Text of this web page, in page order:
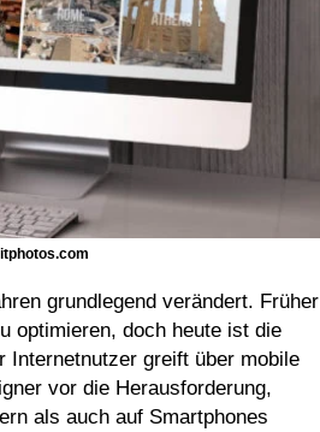
grundlegend verändert. Früher
optimieren, doch heute ist die
Internetnutzer greift über mobile
vor die Herausforderung,
als auch auf Smartphones